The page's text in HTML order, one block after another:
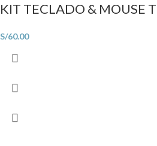
KIT TECLADO & MOUSE
S/60.00